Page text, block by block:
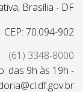
Brasília - DF
CEP: 70.094-902
(61) 3348-8000
das 9h às 19h -